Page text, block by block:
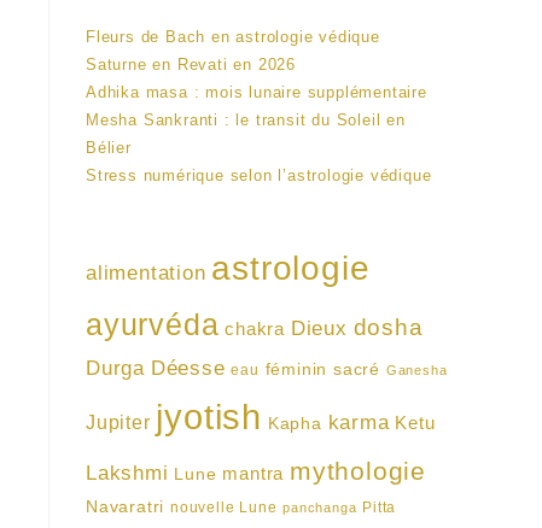
Fleurs de Bach en astrologie védique
Saturne en Revati en 2026
Adhika masa : mois lunaire supplémentaire
Mesha Sankranti : le transit du Soleil en
Bélier
Stress numérique selon l’astrologie védique
alimentation astrologie
ayurvéda chakra Dieux dosha
Durga Déesse eau féminin sacré Ganesha
Jupiter jyotish Kapha karma Ketu
Lakshmi Lune mantra mythologie
Navaratri nouvelle Lune panchanga Pitta